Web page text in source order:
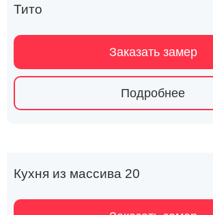
Тито
Заказать замер
Подробнее
Кухня из массива 20